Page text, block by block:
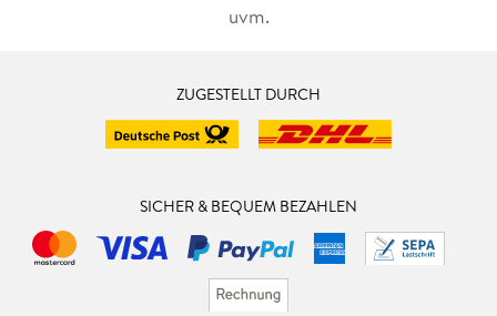
uvm.
ZUGESTELLT DURCH
SICHER & BEQUEM BEZAHLEN